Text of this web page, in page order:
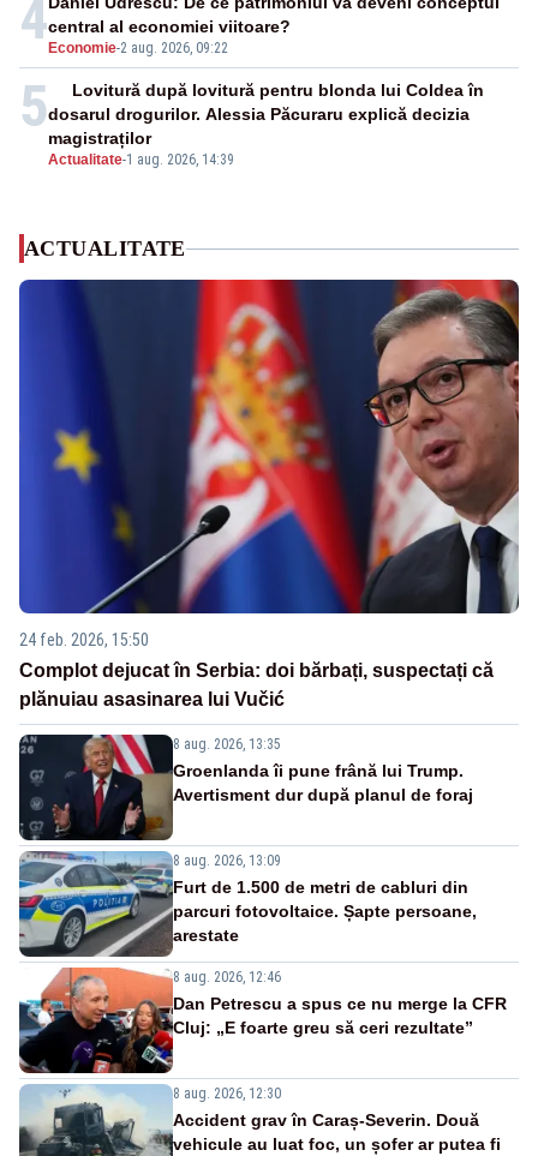
4 Economie-2 aug. 2026, 09:22
central al economiei viitoare?
5
Actualitate-1 aug. 2026, 14:39
Lovitură după lovitură pentru blonda lui Coldea în
dosarul drogurilor. Alessia Păcuraru explică decizia
magistraților
ACTUALITATE
24 feb. 2026, 15:50
Complot dejucat în Serbia: doi bărbați, suspectați că
plănuiau asasinarea lui Vučić
8 aug. 2026, 13:35
Groenlanda îi pune frână lui Trump.
Avertisment dur după planul de foraj
8 aug. 2026, 13:09
Furt de 1.500 de metri de cabluri din
parcuri fotovoltaice. Șapte persoane,
arestate
8 aug. 2026, 12:46
Dan Petrescu a spus ce nu merge la CFR
Cluj: „E foarte greu să ceri rezultate”
8 aug. 2026, 12:30
Accident grav în Caraș-Severin. Două
vehicule au luat foc, un șofer ar putea fi